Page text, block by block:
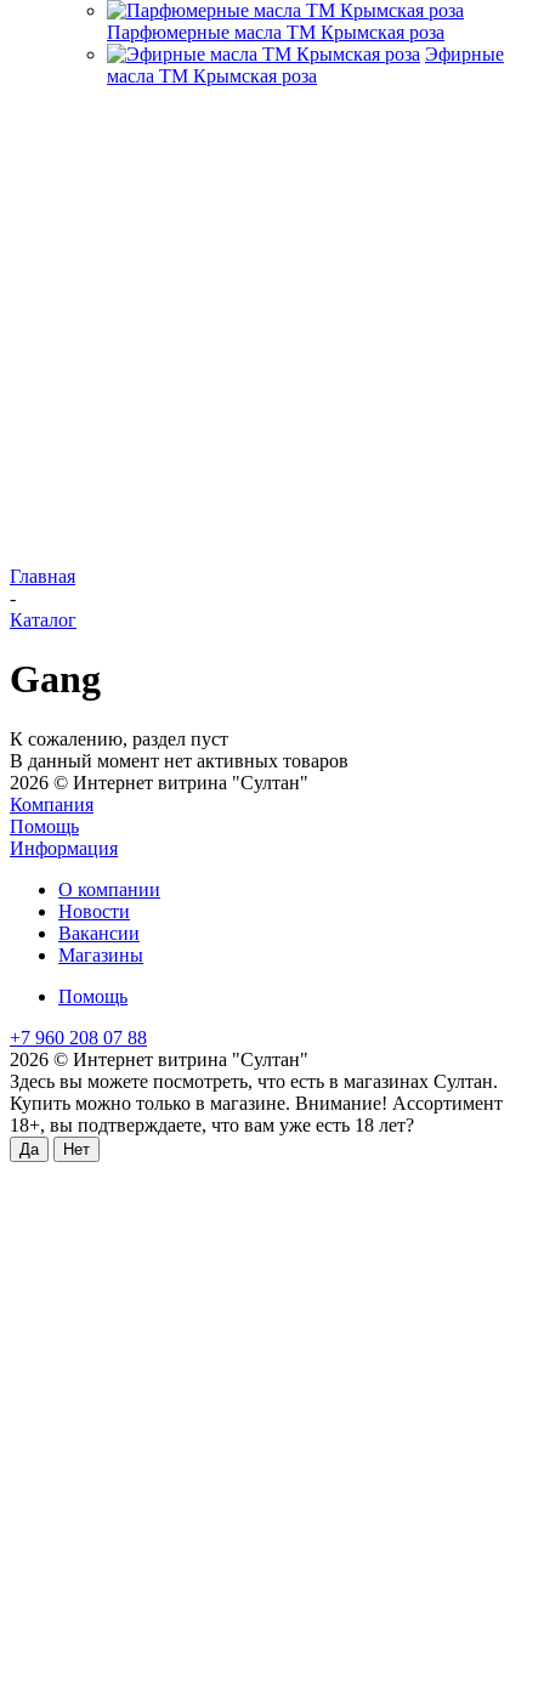
Парфюмерные масла ТМ Крымская роза
Эфирные
масла ТМ Крымская роза
Главная
-
Каталог
Gang
К сожалению, раздел пуст
В данный момент нет активных товаров
2026 © Интернет витрина "Султан"
Компания
Помощь
Информация
О компании
Новости
Вакансии
Магазины
Помощь
+7 960 208 07 88
2026 © Интернет витрина "Султан"
Здесь вы можете посмотреть, что есть в магазинах Султан.
Купить можно только в магазине. Внимание! Ассортимент
18+, вы подтверждаете, что вам уже есть 18 лет?